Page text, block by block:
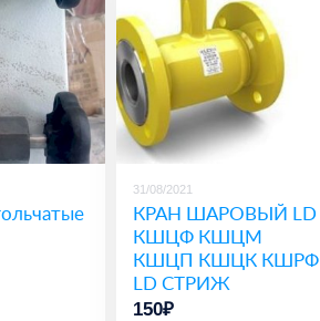
31/08/2021
КРАН ШАРОВЫЙ LD
КШЦФ КШЦМ
КШЦП КШЦК КШРФ
LD СТРИЖ
150₽